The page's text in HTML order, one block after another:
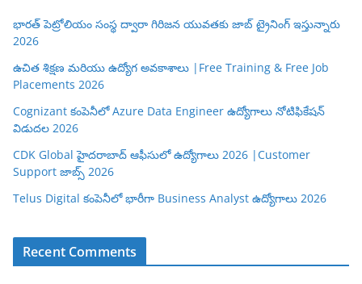
భారత్ పెట్రోలియం సంస్థ ద్వారా గిరిజన యువతకు జాబ్ ట్రైనింగ్ ఇస్తున్నారు
2026
ఉచిత శిక్షణ మరియు ఉద్యోగ అవకాశాలు |Free Training & Free Job
Placements 2026
Cognizant కంపెనీలో Azure Data Engineer ఉద్యోగాలు నోటిఫికేషన్
విడుదల 2026
CDK Global హైదరాబాద్ ఆఫీసులో ఉద్యోగాలు 2026 |Customer
Support జాబ్స్ 2026
Telus Digital కంపెనీలో భారీగా Business Analyst ఉద్యోగాలు 2026
Recent Comments